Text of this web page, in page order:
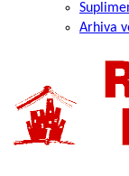
Arhiva